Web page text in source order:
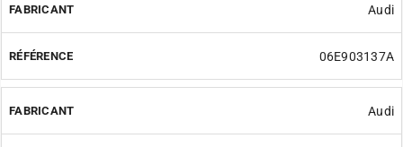
Audi
06E903137A
Audi